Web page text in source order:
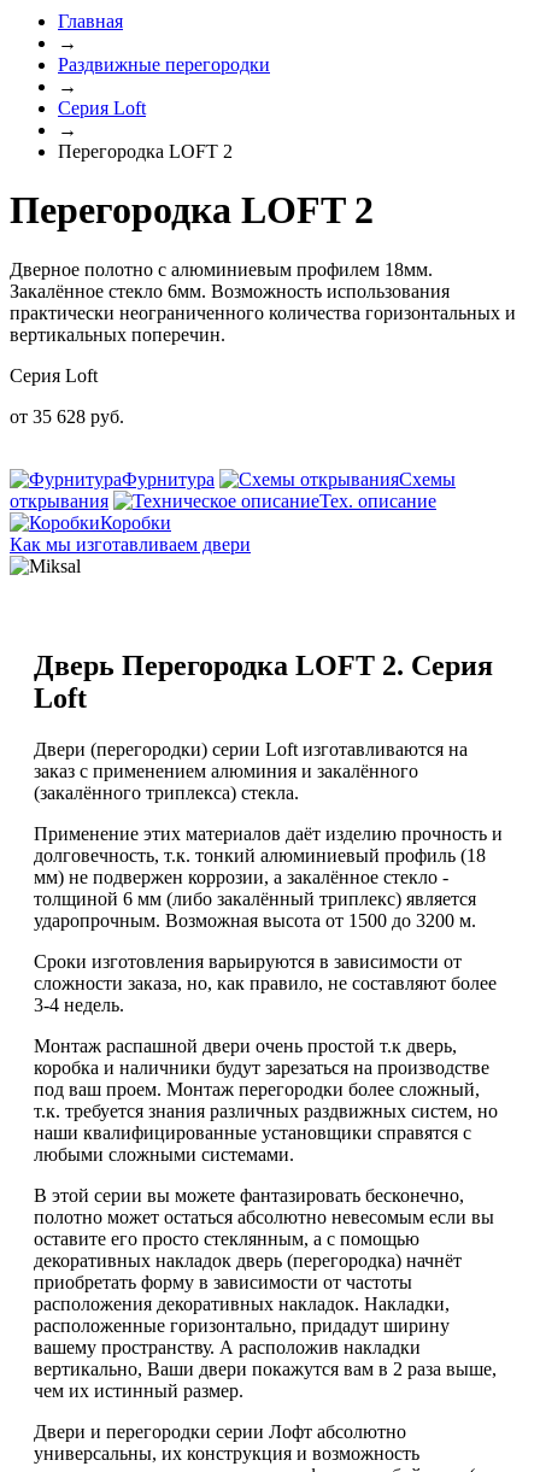
Главная
→
Раздвижные перегородки
→
Серия Loft
→
Перегородка LOFT 2
Перегородка LOFT 2
Дверное полотно с алюминиевым профилем 18мм.
Закалённое стекло 6мм. Возможность использования
практически неограниченного количества горизонтальных и
вертикальных поперечин.
Серия Loft
от 35 628 руб.
Фурнитура
Схемы
открывания
Тех. описание
Коробки
Как мы изготавливаем двери
Дверь Перегородка LOFT 2. Серия
Loft
Двери (перегородки) серии Loft изготавливаются на
заказ с применением алюминия и закалённого
(закалённого триплекса) стекла.
Применение этих материалов даёт изделию прочность и
долговечность, т.к. тонкий алюминиевый профиль (18
мм) не подвержен коррозии, а закалённое стекло -
толщиной 6 мм (либо закалённый триплекс) является
ударопрочным. Возможная высота от 1500 до 3200 м.
Сроки изготовления варьируются в зависимости от
сложности заказа, но, как правило, не составляют более
3-4 недель.
Монтаж распашной двери очень простой т.к дверь,
коробка и наличники будут зарезаться на производстве
под ваш проем. Монтаж перегородки более сложный,
т.к. требуется знания различных раздвижных систем, но
наши квалифицированные установщики справятся с
любыми сложными системами.
В этой серии вы можете фантазировать бесконечно,
полотно может остаться абсолютно невесомым если вы
оставите его просто стеклянным, а с помощью
декоративных накладок дверь (перегородка) начнёт
приобретать форму в зависимости от частоты
расположения декоративных накладок. Накладки,
расположенные горизонтально, придадут ширину
вашему пространству. А расположив накладки
вертикально, Ваши двери покажутся вам в 2 раза выше,
чем их истинный размер.
Двери и перегородки серии Лофт абсолютно
универсальны, их конструкция и возможность